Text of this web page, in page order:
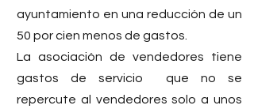
ayuntamiento en una reducción de un
50 por cien menos de gastos.
La asociación de vendedores tiene
gastos de servicio  que no se
repercute al vendedores solo a unos